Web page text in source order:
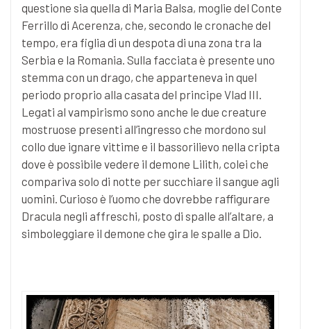
questione sia quella di Maria Balsa, moglie del Conte
Ferrillo di Acerenza, che, secondo le cronache del
tempo, era figlia di un despota di una zona tra la
Serbia e la Romania. Sulla facciata è presente uno
stemma con un drago, che apparteneva in quel
periodo proprio alla casata del principe Vlad III.
Legati al vampirismo sono anche le due creature
mostruose presenti all’ingresso che mordono sul
collo due ignare vittime e il bassorilievo nella cripta
dove è possibile vedere il demone Lilith, colei che
compariva solo di notte per succhiare il sangue agli
uomini. Curioso è l’uomo che dovrebbe raffigurare
Dracula negli affreschi, posto di spalle all’altare, a
simboleggiare il demone che gira le spalle a Dio.